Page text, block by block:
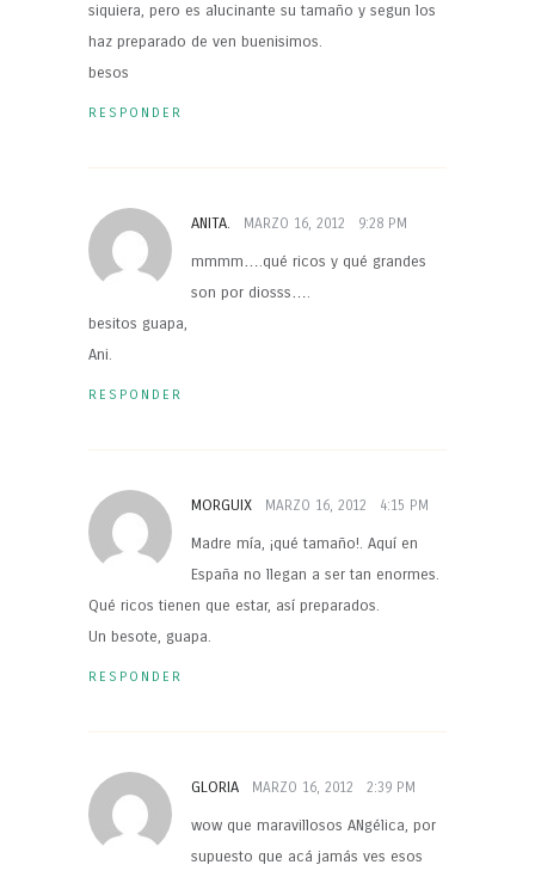
siquiera, pero es alucinante su tamaño y segun los
haz preparado de ven buenisimos.
besos
RESPONDER
ANITA. MARZO 16, 2012 9:28 PM
mmmm….qué ricos y qué grandes
son por diosss….
besitos guapa,
Ani.
RESPONDER
MORGUIX MARZO 16, 2012 4:15 PM
Madre mía, ¡qué tamaño!. Aquí en
España no llegan a ser tan enormes.
Qué ricos tienen que estar, así preparados.
Un besote, guapa.
RESPONDER
GLORIA MARZO 16, 2012 2:39 PM
wow que maravillosos ANgélica, por
supuesto que acá jamás ves esos